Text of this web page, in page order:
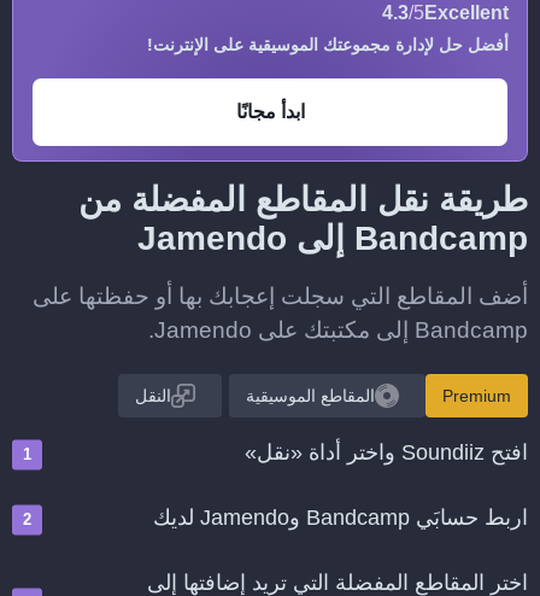
Excellent
4.3/5
أفضل حل لإدارة مجموعتك الموسيقية على الإنترنت!
ابدأ مجانًا
طريقة نقل المقاطع المفضلة من
Bandcamp إلى Jamendo
أضف المقاطع التي سجلت إعجابك بها أو حفظتها على
Bandcamp إلى مكتبتك على Jamendo.
Premium المقاطع الموسيقية النقل
افتح Soundiiz واختر أداة «نقل»
اربط حسابَي Bandcamp وJamendo لديك
اختر المقاطع المفضلة التي تريد إضافتها إلى